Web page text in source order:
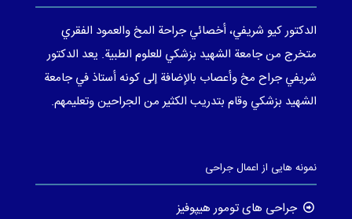
الدكتور كيو شريفي، أخصائي جراحة المخ والعمود الفقري
متخرج من جامعة الشهيد بزشكي للعلوم الطبية. يعد الدكتور
شريفي جراح مخ وأعصاب بالإضافة إلى كونه أستاذ في جامعة
الشهيد بزشكي وقام بتدريب الكثير من الجراحين وتعليمهم.
نمونه هایی از اعمال جراحی
جراحی های تومور هیپوفیز